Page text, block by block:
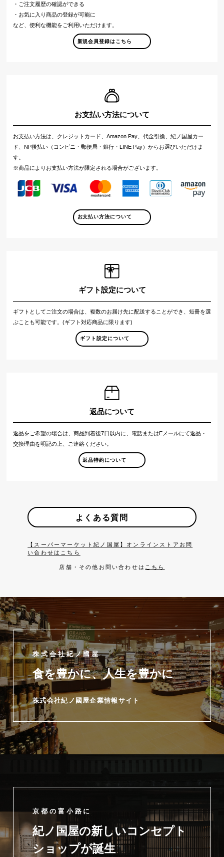
・ご注文履歴の確認ができる
・お気に入り商品の登録が可能に
など、便利な機能をご利用いただけます。
新規会員登録はこちら
お支払い方法について
お支払い方法は、クレジットカード、Amazon Pay、代金引換、紀ノ国屋カー
ド、NP後払い（コンビニ・郵便局・銀行・LINE Pay）からお選びいただけま
す。
※商品によりお支払い方法が限定される場合がございます。
お支払い方法について
ギフト設定について
ギフトとしてご注文の場合は、複数のお届け先に配送することができ、短冊を選
ぶことも可能です。(ギフト対応商品に限ります)
ギフト設定について
返品について
返品をご希望の場合は、商品到着後7日以内に、電話またはEメールにて返品・
交換理由を明記の上、ご連絡ください。
返品特約について
よくある質問
【スーパーマーケット紀ノ国屋】オンラインストアお問
い合わせはこちら
店舗・その他お問い合わせは こちら
株式会社紀ノ國屋
食を豊かに、人生を豊かに
株式会社紀ノ國屋企業情報サイト
京都の富小路に
紀ノ国屋の新しいコンセプト
ショップが誕生